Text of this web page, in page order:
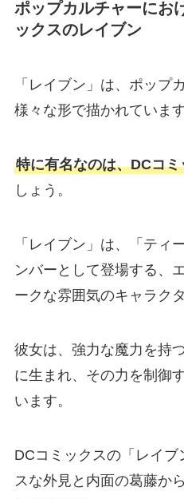
ポップカルチャーにお
ックスのレイブン
「レイブン」は、ポップ
様々な形で描かれています
特に有名なのは、DCコ
しょう。
「レイブン」は、「ティ
ンバーとして登場する、
ークな雰囲気のキャラク
彼女は、強力な魔力を持
に生まれ、その力を制御
います。
DCコミックスの「レイ
スな外見と内面の葛藤か